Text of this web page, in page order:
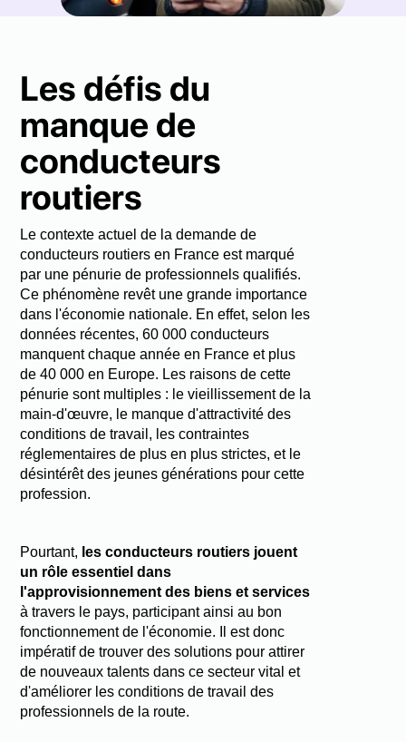
Les défis du
manque de
conducteurs
routiers
Le contexte actuel de la demande de
conducteurs routiers en France est marqué
par une pénurie de professionnels qualifiés.
Ce phénomène revêt une grande importance
dans l'économie nationale. En effet, selon les
données récentes, 60 000 conducteurs
manquent chaque année en France et plus
de 40 000 en Europe. Les raisons de cette
pénurie sont multiples : le vieillissement de la
main-d'œuvre, le manque d'attractivité des
conditions de travail, les contraintes
réglementaires de plus en plus strictes, et le
désintérêt des jeunes générations pour cette
profession.
Pourtant, les conducteurs routiers jouent
un rôle essentiel dans
l'approvisionnement des biens et services
à travers le pays, participant ainsi au bon
fonctionnement de l'économie. Il est donc
impératif de trouver des solutions pour attirer
de nouveaux talents dans ce secteur vital et
d'améliorer les conditions de travail des
professionnels de la route.